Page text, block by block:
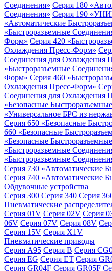
Соединения» Серия 180
Соединения» Серия 190
«Автоматические
«Быстроразъемные
Форм» Серия 420
Охлаждения Пресс-Форм»
Соединения для Охлаждения
«Быстроразъемные
Форм» Серия 460
Охлаждения Пресс-Форм»
Соединения для Охлаждения
«Безопасные
«Универсальное БРС из
Серия 650 «Безопасные
660 «Безопасные
«Безопасные
«Быстроразъемные
«Быстроразъемные
Серия 730 «Автоматические
Серия 740 «Автоматические
Обдувочные устройства
Серия 300 Серия 340 Серия
Пневматические
Серия 01V Серия 02V Серия
06V Серия 07V Серия 08V
Серия 15V Серия X1V
Пневматические приводы
Серия A95 Серия B Серия
Серия EG Серия ET Серия
Серия GR04F Серия GR05F